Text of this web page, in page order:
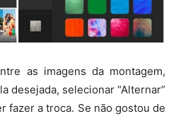
as imagens da montagem,
desejada, selecionar “Alternar”
fazer a troca. Se não gostou de